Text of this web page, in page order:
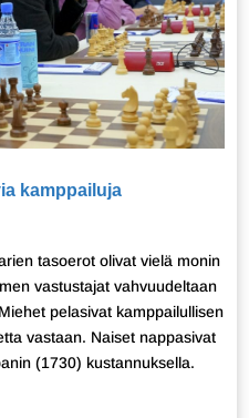
kamppailuja
tasoerot olivat vielä monin
vastustajat vahvuudeltaan
pelasivat kamppailullisen
vastaan. Naiset nappasivat
(1730) kustannuksella.